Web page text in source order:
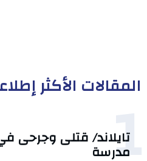
المقالات الأكثر
1
تايلاند/ قتلى وجرحى
مدرسة